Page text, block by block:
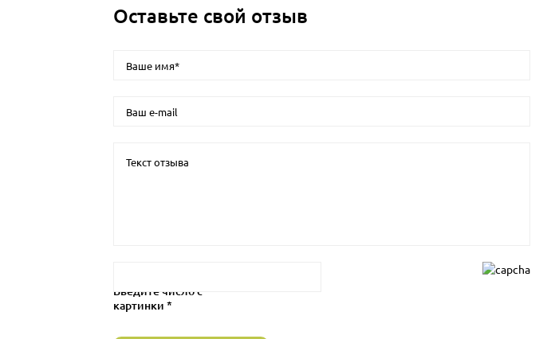
Оставьте свой отзыв
Введите число с
картинки *